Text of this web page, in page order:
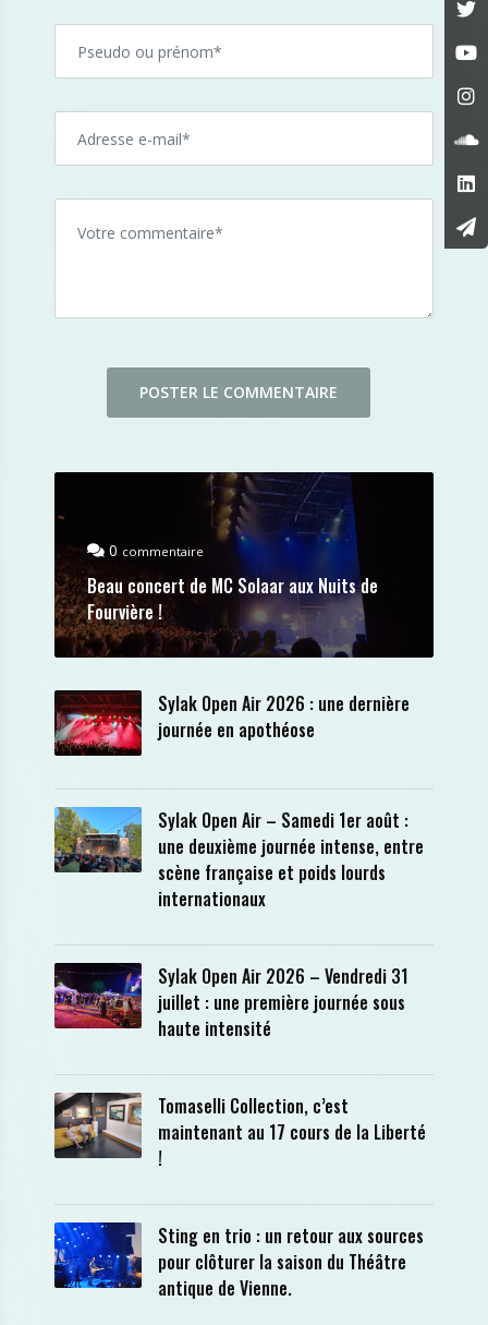
0 commentaire
Beau concert de MC Solaar aux Nuits de
Fourvière !
Sylak Open Air 2026 : une dernière
journée en apothéose
Sylak Open Air – Samedi 1er août :
une deuxième journée intense, entre
scène française et poids lourds
internationaux
Sylak Open Air 2026 – Vendredi 31
juillet : une première journée sous
haute intensité
Tomaselli Collection, c’est
maintenant au 17 cours de la Liberté
!
Sting en trio : un retour aux sources
pour clôturer la saison du Théâtre
antique de Vienne.